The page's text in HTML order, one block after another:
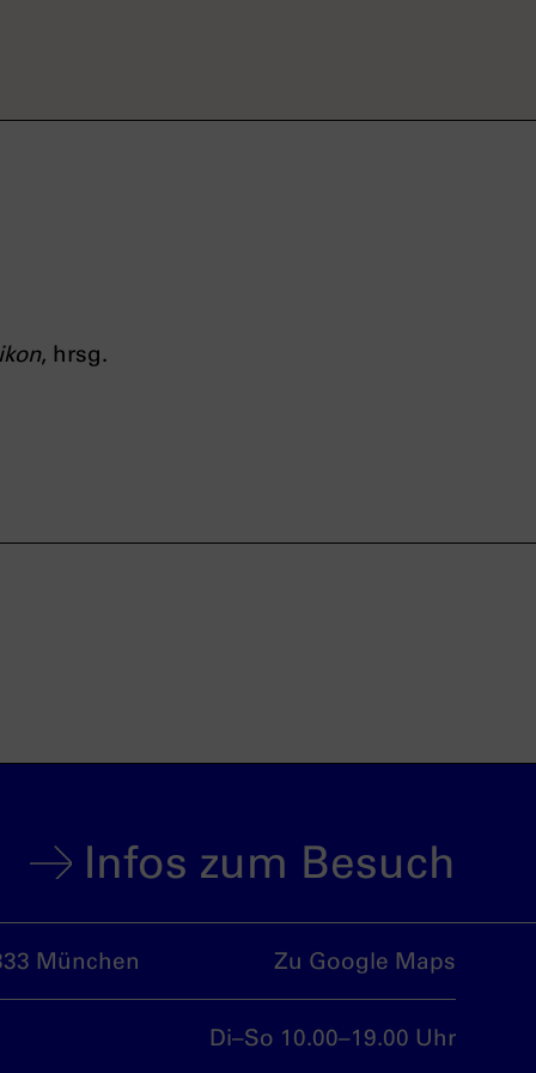
, hrsg.
Infos zum Besuch
München Zu Google Maps
Di–So 10.00–19.00 Uhr